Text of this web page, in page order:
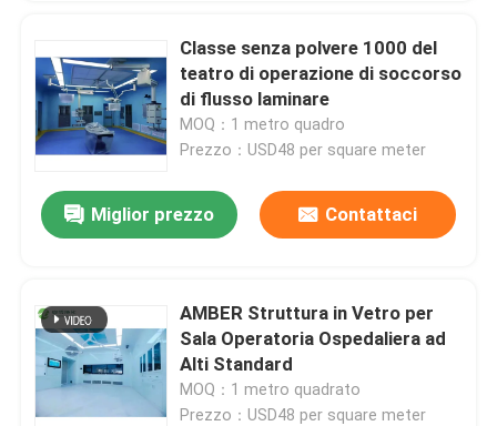
Classe senza polvere 1000 del
teatro di operazione di soccorso
di flusso laminare
MOQ：1 metro quadro
Prezzo：USD48 per square meter
Miglior prezzo Contattaci
AMBER Struttura in Vetro per
Sala Operatoria Ospedaliera ad
Alti Standard
MOQ：1 metro quadrato
Prezzo：USD48 per square meter